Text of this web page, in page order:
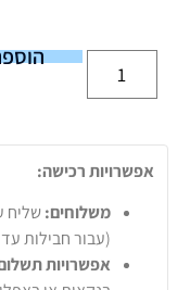
אפשרויות רכישה:
משלוחים:
(עבור חבילות עד 20 ק"ג).
אפשרויות